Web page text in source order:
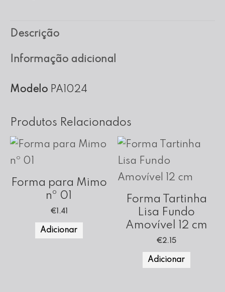
em
Inox
102
Descrição
Informação adicional
Modelo PA1024
Produtos Relacionados
Forma para Mimo
nº 01
€1.41
Adicionar
Forma Tartinha
Lisa Fundo
Amovível 12 cm
€2.15
Adicionar